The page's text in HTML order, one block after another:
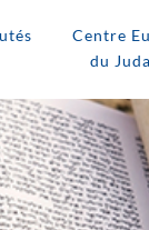
Centre
du